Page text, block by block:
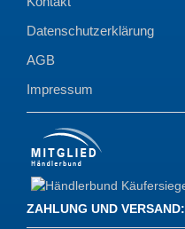
Datenschutzerklärung
AGB
Impressum
ZAHLUNG UND VERSAND: